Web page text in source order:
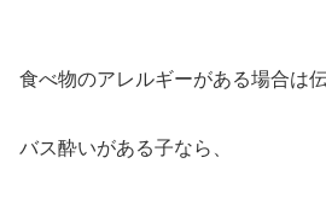
食べ物のアレルギーがある場合は伝
バス酔いがある子なら、